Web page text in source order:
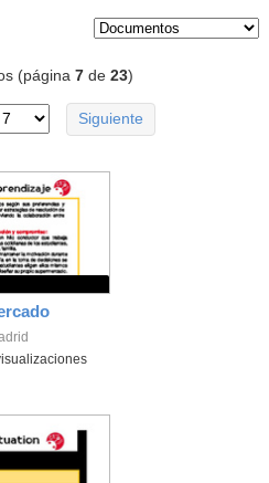
(página7 de23)
Siguiente